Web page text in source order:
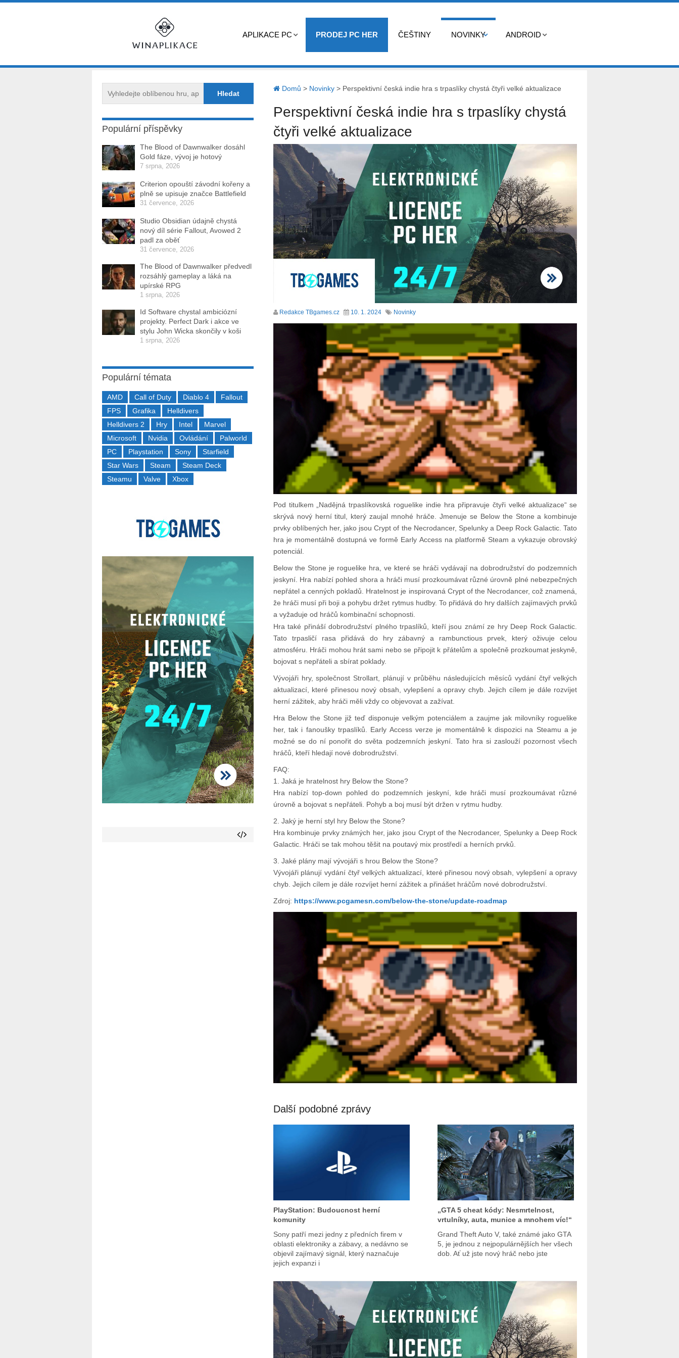
APLIKACE PC PRODEJ PC HER ČEŠTINY NOVINKY ANDROID
Domů > Novinky> Perspektivní česká indie hra s trpaslíky chystá čtyři velké aktualizace
Perspektivní česká indie hra s trpaslíky chystá
čtyři velké aktualizace
Redakce TBgames.cz 10. 1. 2024 Novinky
Pod titulkem „Nadějná trpaslíkovská roguelike indie hra připravuje čtyři velké aktualizace“ se
skrývá nový herní titul, který zaujal mnohé hráče. Jmenuje se Below the Stone a kombinuje
prvky oblíbených her, jako jsou Crypt of the Necrodancer, Spelunky a Deep Rock Galactic. Tato
hra je momentálně dostupná ve formě Early Access na platformě Steam a vykazuje obrovský
potenciál.
Below the Stone je roguelike hra, ve které se hráči vydávají na dobrodružství do podzemních
jeskyní. Hra nabízí pohled shora a hráči musí prozkoumávat různé úrovně plné nebezpečných
nepřátel a cenných pokladů. Hratelnost je inspirovaná Crypt of the Necrodancer, což znamená,
že hráči musí při boji a pohybu držet rytmus hudby. To přidává do hry dalších zajímavých prvků
a vyžaduje od hráčů kombinační schopnosti.
Hra také přináší dobrodružství plného trpaslíků, kteří jsou známí ze hry Deep Rock Galactic.
Tato trpasličí rasa přidává do hry zábavný a rambunctious prvek, který oživuje celou
atmosféru. Hráči mohou hrát sami nebo se připojit k přátelům a společně prozkoumat jeskyně,
bojovat s nepřáteli a sbírat poklady.
Vývojáři hry, společnost Strollart, plánují v průběhu následujících měsíců vydání čtyř velkých
aktualizací, které přinesou nový obsah, vylepšení a opravy chyb. Jejich cílem je dále rozvíjet
herní zážitek, aby hráči měli vždy co objevovat a zažívat.
Hra Below the Stone již teď disponuje velkým potenciálem a zaujme jak milovníky roguelike
her, tak i fanoušky trpaslíků. Early Access verze je momentálně k dispozici na Steamu a je
možné se do ní ponořit do světa podzemních jeskyní. Tato hra si zaslouží pozornost všech
hráčů, kteří hledají nové dobrodružství.
FAQ:
1. Jaká je hratelnost hry Below the Stone?
Hra nabízí top-down pohled do podzemních jeskyní, kde hráči musí prozkoumávat různé
úrovně a bojovat s nepřáteli. Pohyb a boj musí být držen v rytmu hudby.
2. Jaký je herní styl hry Below the Stone?
Hra kombinuje prvky známých her, jako jsou Crypt of the Necrodancer, Spelunky a Deep Rock
Galactic. Hráči se tak mohou těšit na poutavý mix prostředí a herních prvků.
3. Jaké plány mají vývojáři s hrou Below the Stone?
Vývojáři plánují vydání čtyř velkých aktualizací, které přinesou nový obsah, vylepšení a opravy
chyb. Jejich cílem je dále rozvíjet herní zážitek a přinášet hráčům nové dobrodružství.
Zdroj: https://www.pcgamesn.com/below-the-stone/update-roadmap
Další podobné zprávy
PlayStation: Budoucnost herní
komunity
Sony patří mezi jedny z předních firem v
oblasti elektroniky a zábavy, a nedávno se
objevil zajímavý signál, který naznačuje
jejich expanzi i
„GTA 5 cheat kódy: Nesmrtelnost,
vrtulníky, auta, munice a mnohem víc!“
Grand Theft Auto V, také známé jako GTA
5, je jednou z nejpopulárnějších her všech
dob. Ať už jste nový hráč nebo jste
Populární příspěvky
The Blood of Dawnwalker dosáhl
Gold fáze, vývoj je hotový
7 srpna, 2026
Criterion opouští závodní kořeny a
plně se upisuje značce Battlefield
31 července, 2026
Studio Obsidian údajně chystá
nový díl série Fallout, Avowed 2
padl za oběť
31 července, 2026
The Blood of Dawnwalker předvedl
rozsáhlý gameplay a láká na
upírské RPG
1 srpna, 2026
Id Software chystal ambiciózní
projekty. Perfect Dark i akce ve
stylu John Wicka skončily v koši
1 srpna, 2026
Populární témata
AMD Call of Duty Diablo 4
Fallout
FPS
Grafika
Helldivers
Helldivers 2
Hry Intel
Marvel
Microsoft
Nvidia Ovládání
Palworld
PC
Playstation Sony
Starfield
Star Wars
Steam
Steam Deck
Steamu
Valve Xbox